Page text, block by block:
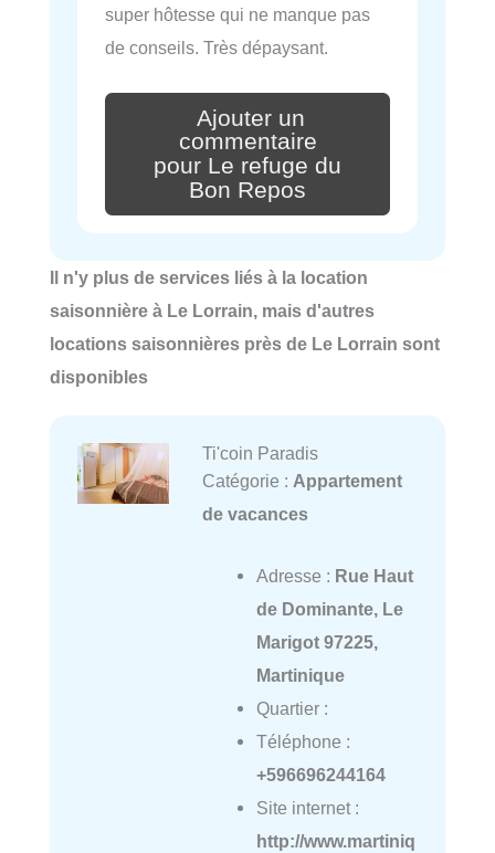
super hôtesse qui ne manque pas
de conseils. Très dépaysant.
Ajouter un
commentaire
pour Le refuge du
Bon Repos
Il n'y plus de services liés à la location
saisonnière à Le Lorrain, mais d'autres
locations saisonnières près de Le Lorrain sont
disponibles
Ti'coin Paradis
Catégorie : Appartement
de vacances
Adresse : Rue Haut
de Dominante, Le
Marigot 97225,
Martinique
Quartier :
Téléphone :
+596696244164
Site internet :
http://www.martiniq